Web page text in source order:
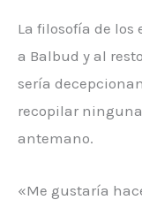
La filosofía de
a Balbud y al
sería
recopilar
antemano.
«Me gustaría